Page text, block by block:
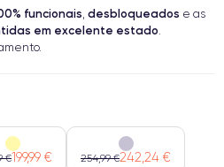
funcionais, desbloqueados e as
em excelente estado.
€199,99 € 254,99 €242,24 €